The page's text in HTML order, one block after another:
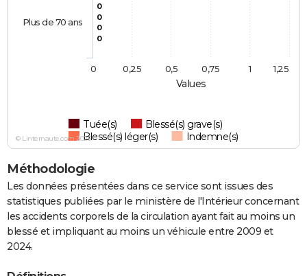
Values
0
0
0
0
Tuée(s)
Blessé(s) grave(s)
Blessé(s) léger(s)
Indemne(s)
Plus de 70 ans
0 1
0,25 0,5 0,75 1,25
© Linternaute.com 2026
Méthodologie
Les données présentées dans ce service sont issues des
statistiques publiées par le ministère de l'Intérieur concernant
les accidents corporels de la circulation ayant fait au moins un
blessé et impliquant au moins un véhicule entre 2009 et
2024.